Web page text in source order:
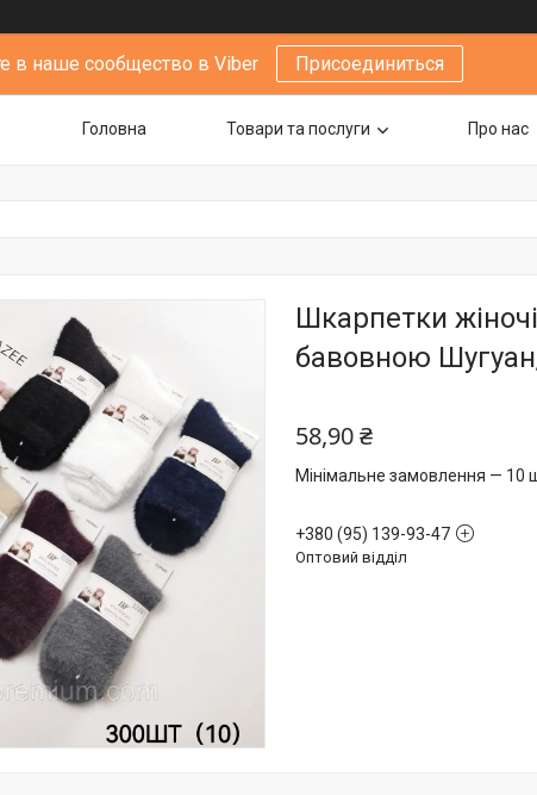
в наше сообщество в Viber Присоединиться
Головна Товари та послуги Про нас
Шкарпетки
бавовною Шугуан,
58,90 ₴
Мінімальне замовлення — 10
+380 (95) 139-93-47
Оптовий відділ